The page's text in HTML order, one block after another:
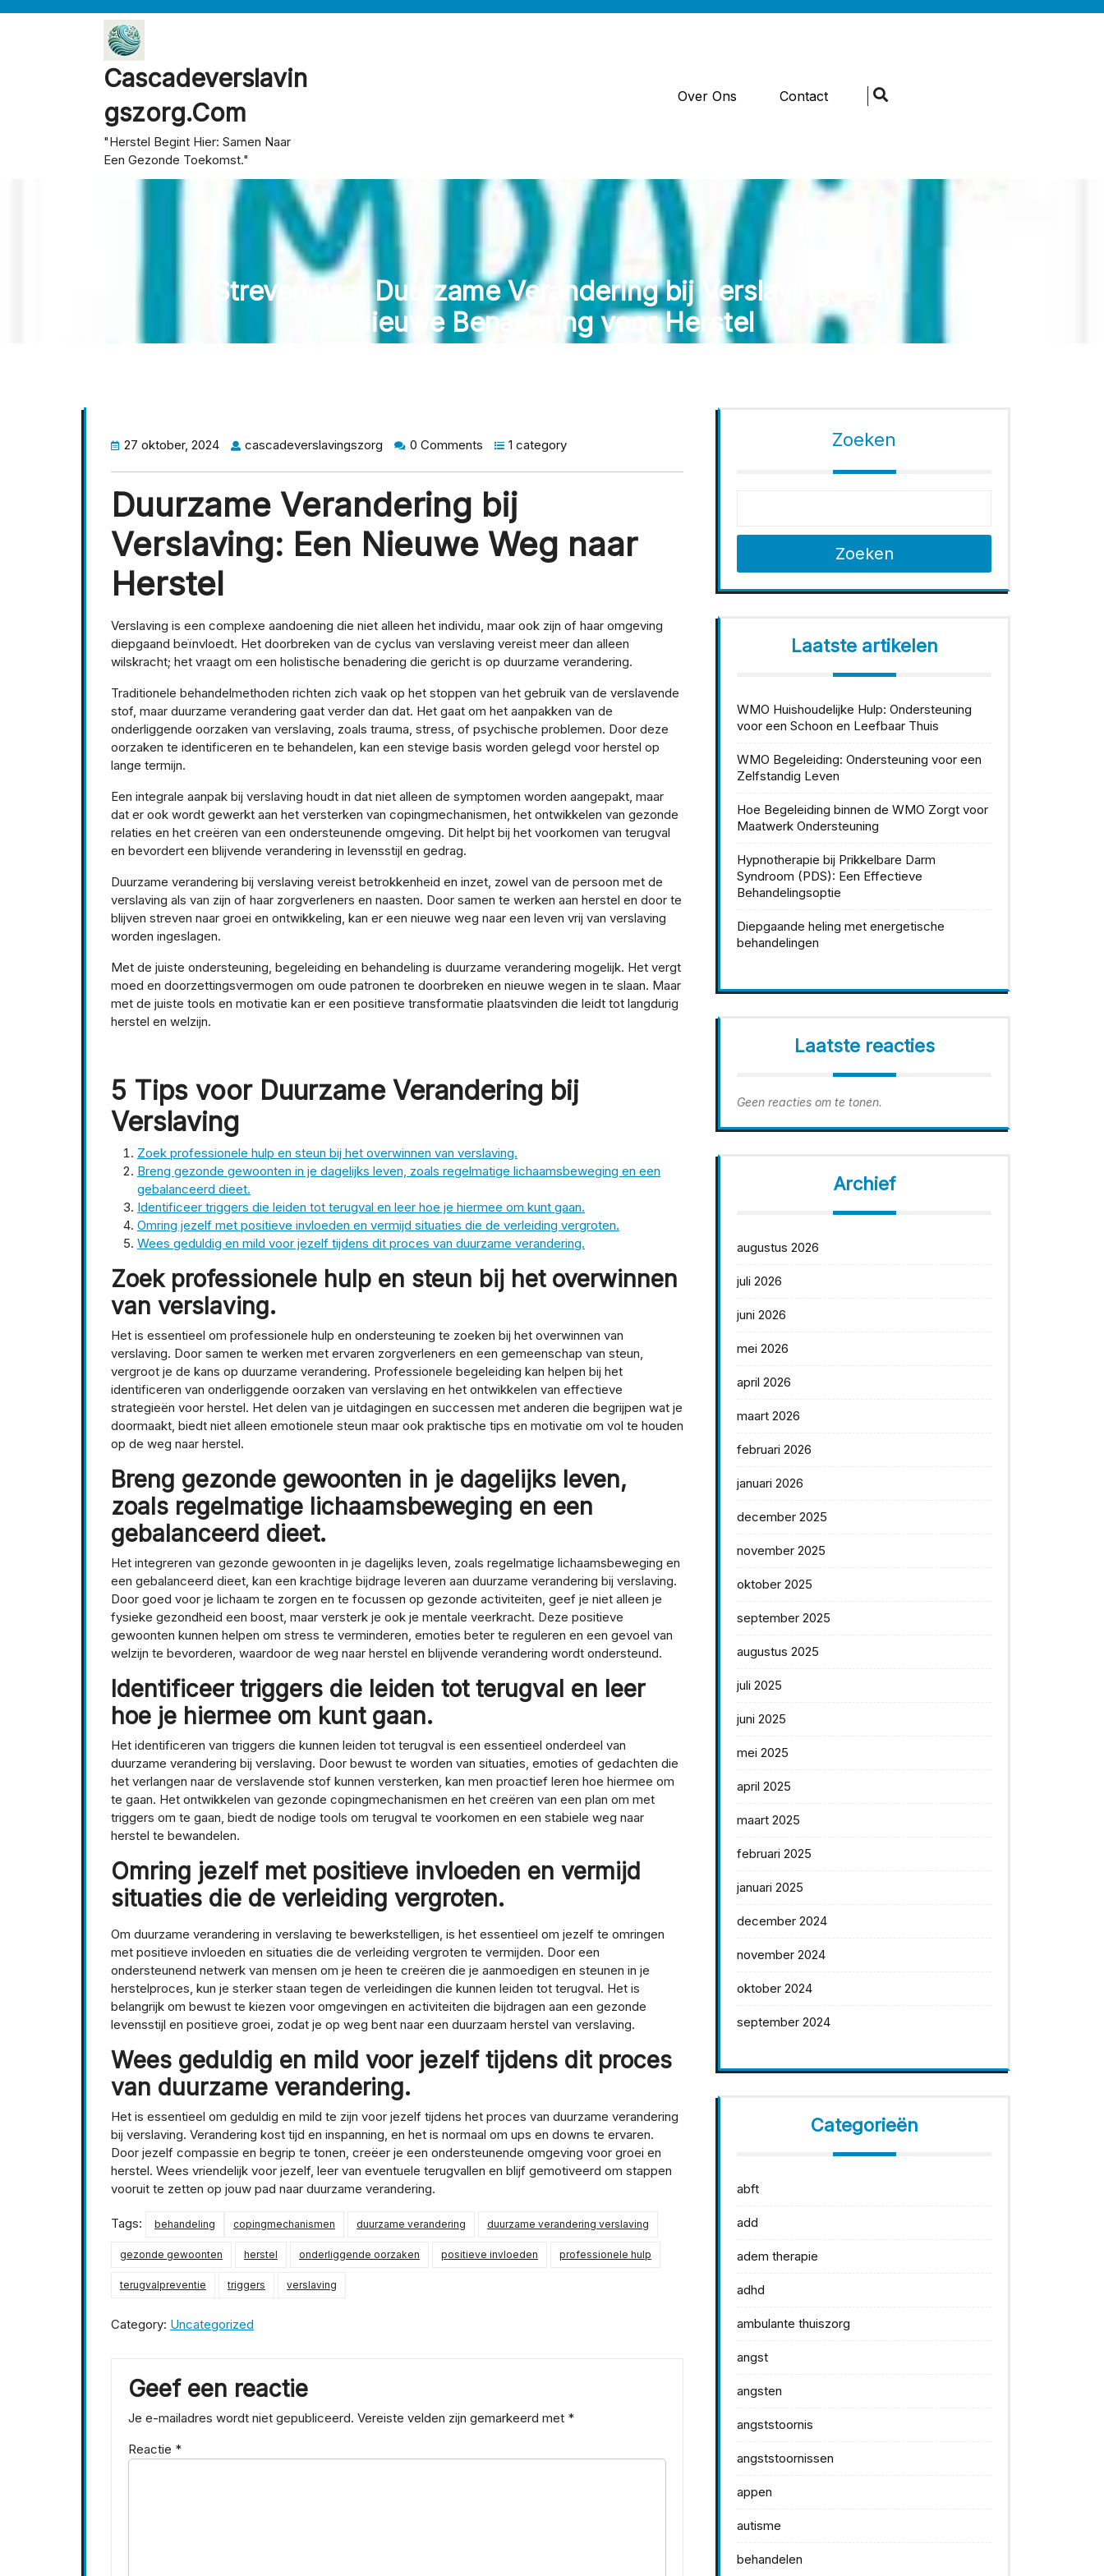
Cascadeverslavin
Gszorg.com
"Herstel Begint Hier: Samen Naar
Een Gezonde Toekomst."
Over Ons Contact
Streven naar Duurzame Verandering bij Verslaving: Een
Nieuwe Benadering voor Herstel
27 oktober, 2024 cascadeverslavingszorg 0 Comments 1 category
Duurzame Verandering bij
Verslaving: Een Nieuwe Weg naar
Herstel
Verslaving is een complexe aandoening die niet alleen het individu, maar ook zijn of haar omgeving
diepgaand beïnvloedt. Het doorbreken van de cyclus van verslaving vereist meer dan alleen
wilskracht; het vraagt om een holistische benadering die gericht is op duurzame verandering.
Traditionele behandelmethoden richten zich vaak op het stoppen van het gebruik van de verslavende
stof, maar duurzame verandering gaat verder dan dat. Het gaat om het aanpakken van de
onderliggende oorzaken van verslaving, zoals trauma, stress, of psychische problemen. Door deze
oorzaken te identificeren en te behandelen, kan een stevige basis worden gelegd voor herstel op
lange termijn.
Een integrale aanpak bij verslaving houdt in dat niet alleen de symptomen worden aangepakt, maar
dat er ook wordt gewerkt aan het versterken van copingmechanismen, het ontwikkelen van gezonde
relaties en het creëren van een ondersteunende omgeving. Dit helpt bij het voorkomen van terugval
en bevordert een blijvende verandering in levensstijl en gedrag.
Duurzame verandering bij verslaving vereist betrokkenheid en inzet, zowel van de persoon met de
verslaving als van zijn of haar zorgverleners en naasten. Door samen te werken aan herstel en door te
blijven streven naar groei en ontwikkeling, kan er een nieuwe weg naar een leven vrij van verslaving
worden ingeslagen.
Met de juiste ondersteuning, begeleiding en behandeling is duurzame verandering mogelijk. Het vergt
moed en doorzettingsvermogen om oude patronen te doorbreken en nieuwe wegen in te slaan. Maar
met de juiste tools en motivatie kan er een positieve transformatie plaatsvinden die leidt tot langdurig
herstel en welzijn.
5 Tips voor Duurzame Verandering bij
Verslaving
Zoek professionele hulp en steun bij het overwinnen van verslaving.
Breng gezonde gewoonten in je dagelijks leven, zoals regelmatige lichaamsbeweging en een
gebalanceerd dieet.
Identificeer triggers die leiden tot terugval en leer hoe je hiermee om kunt gaan.
Omring jezelf met positieve invloeden en vermijd situaties die de verleiding vergroten.
Wees geduldig en mild voor jezelf tijdens dit proces van duurzame verandering.
Zoek professionele hulp en steun bij het overwinnen
van verslaving.
Het is essentieel om professionele hulp en ondersteuning te zoeken bij het overwinnen van
verslaving. Door samen te werken met ervaren zorgverleners en een gemeenschap van steun,
vergroot je de kans op duurzame verandering. Professionele begeleiding kan helpen bij het
identificeren van onderliggende oorzaken van verslaving en het ontwikkelen van effectieve
strategieën voor herstel. Het delen van je uitdagingen en successen met anderen die begrijpen wat je
doormaakt, biedt niet alleen emotionele steun maar ook praktische tips en motivatie om vol te houden
op de weg naar herstel.
Breng gezonde gewoonten in je dagelijks leven,
zoals regelmatige lichaamsbeweging en een
gebalanceerd dieet.
Het integreren van gezonde gewoonten in je dagelijks leven, zoals regelmatige lichaamsbeweging en
een gebalanceerd dieet, kan een krachtige bijdrage leveren aan duurzame verandering bij verslaving.
Door goed voor je lichaam te zorgen en te focussen op gezonde activiteiten, geef je niet alleen je
fysieke gezondheid een boost, maar versterk je ook je mentale veerkracht. Deze positieve
gewoonten kunnen helpen om stress te verminderen, emoties beter te reguleren en een gevoel van
welzijn te bevorderen, waardoor de weg naar herstel en blijvende verandering wordt ondersteund.
Identificeer triggers die leiden tot terugval en leer
hoe je hiermee om kunt gaan.
Het identificeren van triggers die kunnen leiden tot terugval is een essentieel onderdeel van
duurzame verandering bij verslaving. Door bewust te worden van situaties, emoties of gedachten die
het verlangen naar de verslavende stof kunnen versterken, kan men proactief leren hoe hiermee om
te gaan. Het ontwikkelen van gezonde copingmechanismen en het creëren van een plan om met
triggers om te gaan, biedt de nodige tools om terugval te voorkomen en een stabiele weg naar
herstel te bewandelen.
Omring jezelf met positieve invloeden en vermijd
situaties die de verleiding vergroten.
Om duurzame verandering in verslaving te bewerkstelligen, is het essentieel om jezelf te omringen
met positieve invloeden en situaties die de verleiding vergroten te vermijden. Door een
ondersteunend netwerk van mensen om je heen te creëren die je aanmoedigen en steunen in je
herstelproces, kun je sterker staan tegen de verleidingen die kunnen leiden tot terugval. Het is
belangrijk om bewust te kiezen voor omgevingen en activiteiten die bijdragen aan een gezonde
levensstijl en positieve groei, zodat je op weg bent naar een duurzaam herstel van verslaving.
Wees geduldig en mild voor jezelf tijdens dit proces
van duurzame verandering.
Het is essentieel om geduldig en mild te zijn voor jezelf tijdens het proces van duurzame verandering
bij verslaving. Verandering kost tijd en inspanning, en het is normaal om ups en downs te ervaren.
Door jezelf compassie en begrip te tonen, creëer je een ondersteunende omgeving voor groei en
herstel. Wees vriendelijk voor jezelf, leer van eventuele terugvallen en blijf gemotiveerd om stappen
vooruit te zetten op jouw pad naar duurzame verandering.
Tags: behandeling copingmechanismen duurzame verandering duurzame verandering verslaving
gezonde gewoonten herstel onderliggende oorzaken positieve invloeden professionele hulp
terugvalpreventie triggers verslaving
Category: Uncategorized
Geef een reactie
Je e-mailadres wordt niet gepubliceerd. Vereiste velden zijn gemarkeerd met *
Reactie *
Zoeken
Zoeken
Laatste artikelen
WMO Huishoudelijke Hulp: Ondersteuning
voor een Schoon en Leefbaar Thuis
WMO Begeleiding: Ondersteuning voor een
Zelfstandig Leven
Hoe Begeleiding binnen de WMO Zorgt voor
Maatwerk Ondersteuning
Hypnotherapie bij Prikkelbare Darm
Syndroom (PDS): Een Effectieve
Behandelingsoptie
Diepgaande heling met energetische
behandelingen
Laatste reacties
Geen reacties om te tonen.
Archief
augustus 2026
juli 2026
juni 2026
mei 2026
april 2026
maart 2026
februari 2026
januari 2026
december 2025
november 2025
oktober 2025
september 2025
augustus 2025
juli 2025
juni 2025
mei 2025
april 2025
maart 2025
februari 2025
januari 2025
december 2024
november 2024
oktober 2024
september 2024
Categorieën
abft
add
adem therapie
adhd
ambulante thuiszorg
angst
angsten
angststoornis
angststoornissen
appen
autisme
behandelen